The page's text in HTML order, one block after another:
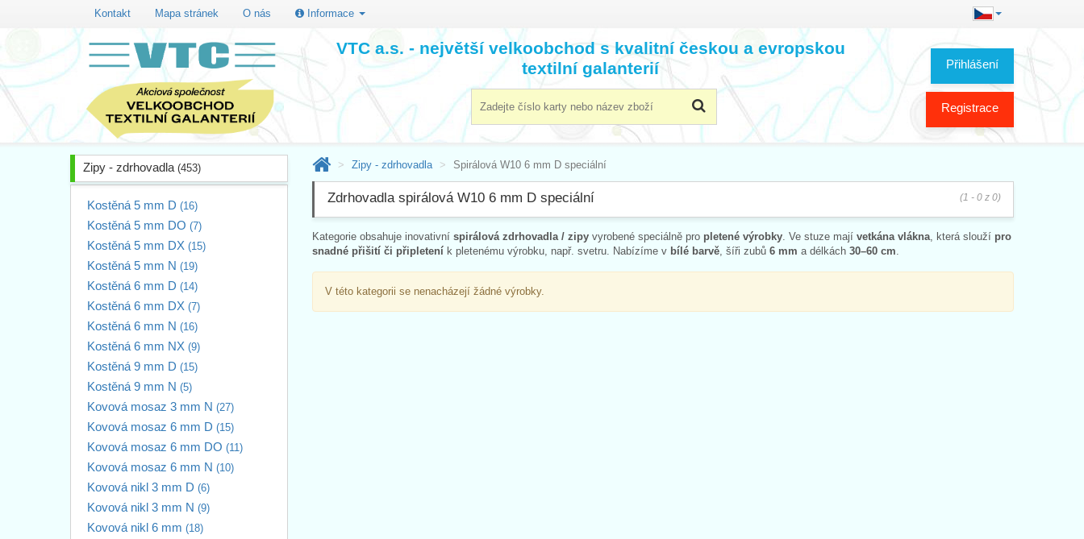
Kontakt Mapa stránek O nás Informace
Přihlášení
Registrace
VTC a.s. - největší velkoobchod s kvalitní českou a evropskou
textilní galanterií
Zipy - zdrhovadla (453)
Kostěná 5 mm D (16)
Kostěná 5 mm DO (7)
Kostěná 5 mm DX (15)
Kostěná 5 mm N (19)
Kostěná 6 mm D (14)
Kostěná 6 mm DX (7)
Kostěná 6 mm N (16)
Kostěná 6 mm NX (9)
Kostěná 9 mm D (15)
Kostěná 9 mm N (5)
Kovová mosaz 3 mm N (27)
Kovová mosaz 6 mm D (15)
Kovová mosaz 6 mm DO (11)
Kovová mosaz 6 mm N (10)
Kovová nikl 3 mm D (6)
Kovová nikl 3 mm N (9)
Kovová nikl 6 mm (18)
Zipy - zdrhovadla Spirálová W10 6 mm D speciální
Zdrhovadla spirálová W10 6 mm D speciální (1 - 0 z 0)
Kategorie obsahuje inovativní spirálová zdrhovadla / zipy vyrobené speciálně pro pletené výrobky . Ve stuze mají vetkána vlákna , která slouží pro
snadné přišití či připletení k pletenému výrobku, např. svetru. Nabízíme v bílé barvě , šíři zubů 6 mm a délkách 30–60 cm
V této kategorii se nenacházejí žádné výrobky.